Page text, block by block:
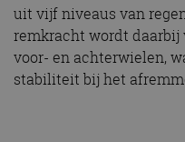
uit vijf niveaus van
remkracht wordt daarbij
voor- en achterwielen,
stabiliteit bij het